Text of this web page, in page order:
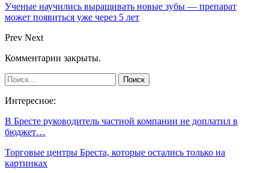
Ученые научились выращивать новые зубы — препарат
может появиться уже через 5 лет
Prev Next
Комментарии закрыты.
Интересное:
В Бресте руководитель частной компании не доплатил в
бюджет…
Торговые центры Бреста, которые остались только на
картинках